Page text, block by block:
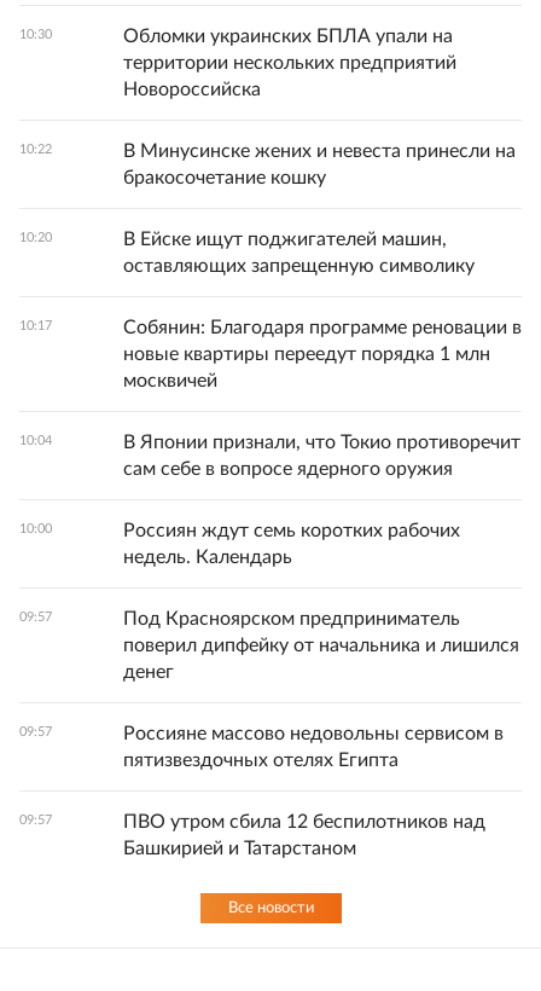
10:30
Обломки украинских БПЛА упали на
территории нескольких предприятий
Новороссийска
10:22
В Минусинске жених и невеста принесли на
бракосочетание кошку
10:20
В Ейске ищут поджигателей машин,
оставляющих запрещенную символику
10:17
Собянин: Благодаря программе реновации в
новые квартиры переедут порядка 1 млн
москвичей
10:04
В Японии признали, что Токио противоречит
сам себе в вопросе ядерного оружия
10:00
Россиян ждут семь коротких рабочих
недель. Календарь
09:57
Под Красноярском предприниматель
поверил дипфейку от начальника и лишился
денег
09:57
Россияне массово недовольны сервисом в
пятизвездочных отелях Египта
09:57
ПВО утром сбила 12 беспилотников над
Башкирией и Татарстаном
Все новости